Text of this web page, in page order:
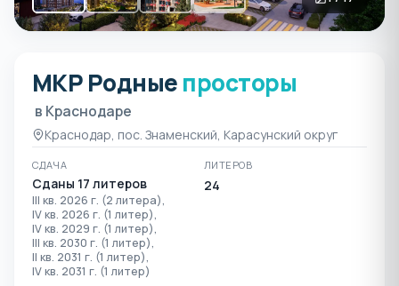
ЖК Родные просторы в
МКР Родныепросторы
в Краснодаре
Краснодар, пос. Знаменский, Карасунский округ
СДАЧА
Сданы 17 литеров
III кв. 2026 г. (2 литера),
IV кв. 2026 г. (1 литер),
IV кв. 2029 г. (1 литер),
III кв. 2030 г. (1 литер),
II кв. 2031 г. (1 литер),
IV кв. 2031 г. (1 литер)
ЛИТЕРОВ
24